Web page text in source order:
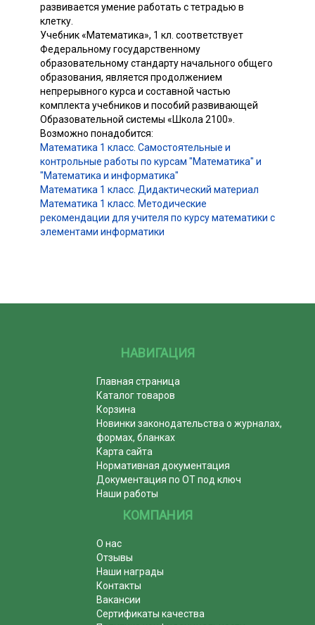
развивается умение работать с тетрадью в
клетку.
Учебник «Математика», 1 кл. соответствует
Федеральному государственному
образовательному стандарту начального общего
образования, является продолжением
непрерывного курса и составной частью
комплекта учебников и пособий развивающей
Образовательной системы «Школа 2100».
Возможно понадобится:
Математика 1 класс. Самостоятельные и
контрольные работы по курсам "Математика" и
"Математика и информатика"
Математика 1 класс. Дидактический материал
Математика 1 класс. Методические
рекомендации для учителя по курсу математики с
элементами информатики
НАВИГАЦИЯ
Главная страница
Каталог товаров
Корзина
Новинки законодательства о журналах,
формах, бланках
Карта сайта
Нормативная документация
Документация по ОТ под ключ
Наши работы
КОМПАНИЯ
О нас
Отзывы
Наши награды
Контакты
Вакансии
Сертификаты качества